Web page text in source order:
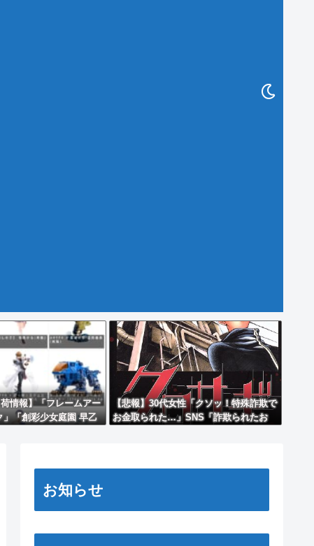
情報】「フレームアー
」「創彩少女庭園 早乙
【悲報】30代女性「クソッ！特殊詐欺で
お金取られた…」SNS「詐欺られたお
お知らせ